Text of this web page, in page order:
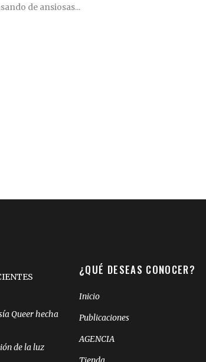
de ansiosas...
Queer hecha
de la luz
¿QUÉ DESEAS CONOCER?
Inicio
Publicaciones
AGENCIA